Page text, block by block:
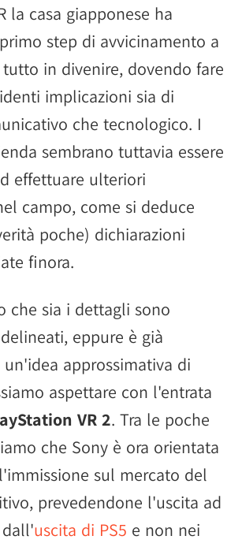
la casa giapponese ha
step di avvicinamento a
in divenire, dovendo fare
implicazioni sia di
che tecnologico. I
sembrano tuttavia essere
effettuare ulteriori
campo, come si deduce
poche) dichiarazioni
finora.
che sia i dettagli sono
eppure è già
approssimativa di
aspettare con l'entrata
VR 2. Tra le poche
che Sony è ora orientata
sul mercato del
prevedendone l'uscita ad
uscita di PS5 e non nei